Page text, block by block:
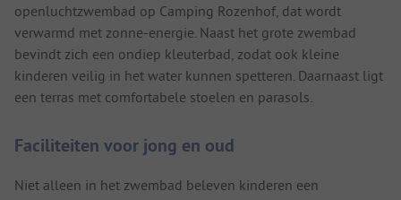
openluchtzwembad op Camping Rozenhof, dat wordt
verwarmd met zonne-energie. Naast het grote zwembad
bevindt zich een ondiep kleuterbad, zodat ook kleine
kinderen veilig in het water kunnen spetteren. Daarnaast ligt
een terras met comfortabele stoelen en parasols.
Faciliteiten voor jong en oud
Niet alleen in het zwembad beleven kinderen een